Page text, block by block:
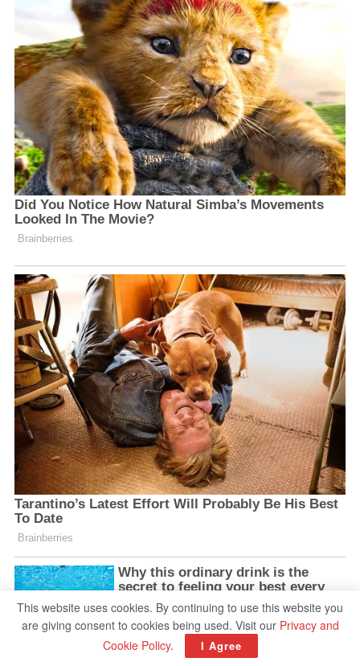
This website uses cookies. By continuing to use this website you
are giving consent to cookies being used. Visit our Privacy and
Cookie Policy. I Agree